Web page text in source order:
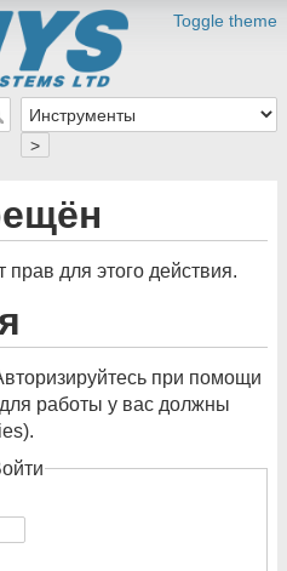
Toggle theme
>
прав для этого действия.
при помощи
для работы у вас должны